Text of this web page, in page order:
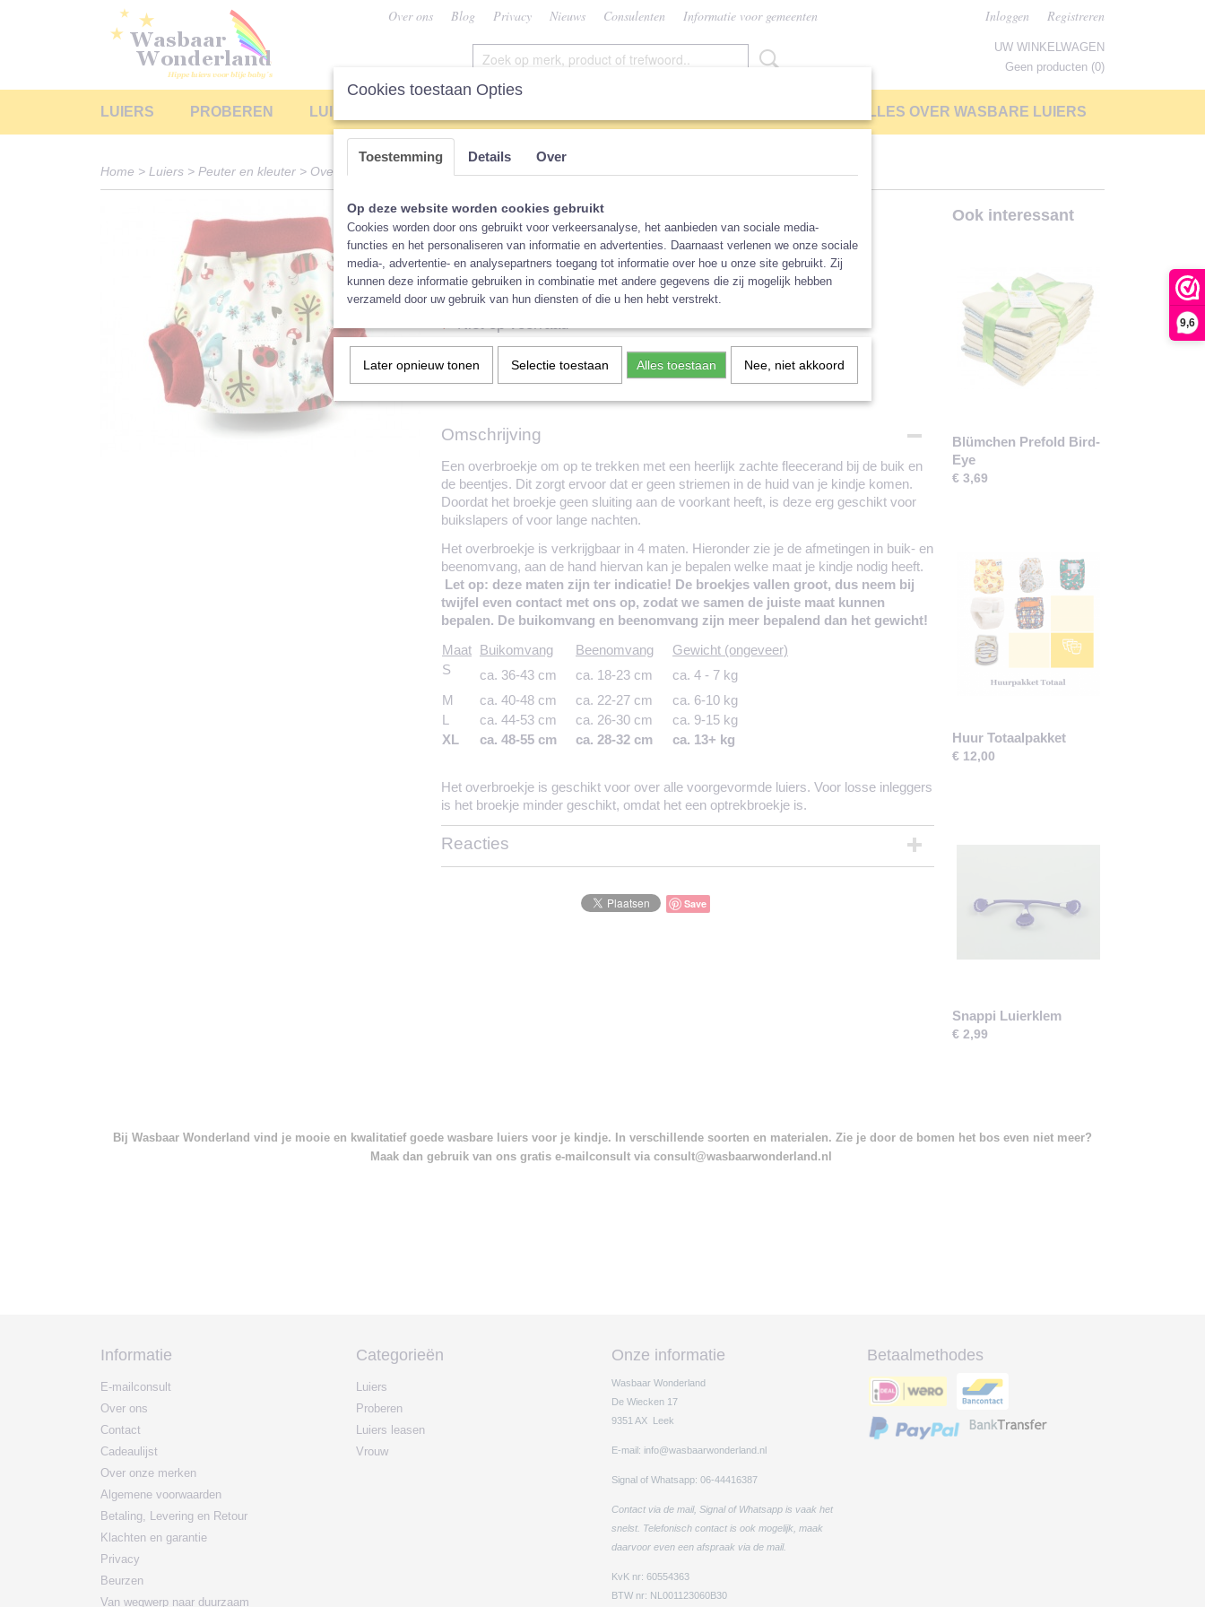
9,6
Over ons Blog Privacy Nieuws Consulenten Informatie voor gemeenten Inloggen Registreren
UW WINKELWAGEN
Geen producten (0)
ALLES OVER WASBARE LUIERS
LUIERS PROBEREN LUIERS LEASEN
Home > Luiers > Peuter en kleuter > Overbroekjes
Hu Da optrekbroekje Kevertjes,
maat XL
€ 16,90 (inclusief btw 21%)
Ontvang een mailtje zodra het product weer op voorraad is.
Verstuur
Omschrijving
Een overbroekje om op te trekken met een heerlijk zachte fleecerand bij de buik en
de beentjes. Dit zorgt ervoor dat er geen striemen in de huid van je kindje komen.
Doordat het broekje geen sluiting aan de voorkant heeft, is deze erg geschikt voor
buikslapers of voor lange nachten.
Het overbroekje is verkrijgbaar in 4 maten. Hieronder zie je de afmetingen in buik- en
beenomvang, aan de hand hiervan kan je bepalen welke maat je kindje nodig heeft.
Let op: deze maten zijn ter indicatie! De broekjes vallen groot, dus neem bij
twijfel even contact met ons op, zodat we samen de juiste maat kunnen
bepalen. De buikomvang en beenomvang zijn meer bepalend dan het gewicht!
Maat Buikomvang Beenomvang
Gewicht (ongeveer)
S
ca. 36-43 cm ca. 18-23 cm
ca. 4 - 7 kg
M
ca. 40-48 cm ca. 22-27 cm
ca. 6-10 kg
L
ca. 44-53 cm ca. 26-30 cm
ca. 9-15 kg
XL
ca. 48-55 cm ca. 28-32 cm ca. 13+ kg
Het overbroekje is geschikt voor over alle voorgevormde luiers. Voor losse inleggers
is het broekje minder geschikt, omdat het een optrekbroekje is.
Reacties
Save
Ook interessant
Blümchen Prefold Bird-
Eye
€ 3,69
Huur Totaalpakket
€ 12,00
Snappi Luierklem
€ 2,99
Bij Wasbaar Wonderland vind je mooie en kwalitatief goede wasbare luiers voor je kindje. In verschillende soorten en materialen. Zie je door de bomen het bos even niet meer?
Maak dan gebruik van ons gratis e-mailconsult via consult@wasbaarwonderland.nl
Informatie
E-mailconsult
Over ons
Contact
Cadeaulijst
Over onze merken
Algemene voorwaarden
Betaling, Levering en Retour
Klachten en garantie
Privacy
Beurzen
Van wegwerp naar duurzaam
Categorieën
Luiers
Proberen
Luiers leasen
Vrouw
Onze informatie
Wasbaar Wonderland
De Wiecken 17
9351 AX Leek
E-mail: info@wasbaarwonderland.nl
Signal of Whatsapp: 06-44416387
Contact via de mail, Signal of Whatsapp is vaak het
snelst. Telefonisch contact is ook mogelijk, maak
daarvoor even een afspraak via de mail.
KvK nr: 60554363
BTW nr: NL001123060B30
Betaalmethodes
Cookies toestaan Opties
Toestemming Details Over
Op deze website worden cookies gebruikt
Cookies worden door ons gebruikt voor verkeersanalyse, het aanbieden van sociale media-
functies en het personaliseren van informatie en advertenties. Daarnaast verlenen we onze sociale
media-, advertentie- en analysepartners toegang tot informatie over hoe u onze site gebruikt. Zij
kunnen deze informatie gebruiken in combinatie met andere gegevens die zij mogelijk hebben
verzameld door uw gebruik van hun diensten of die u hen hebt verstrekt.
Later opnieuw tonen Selectie toestaan Alles toestaan Nee, niet akkoord